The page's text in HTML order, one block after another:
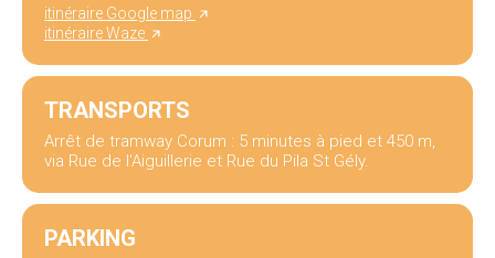
itinéraire Google map
itinéraire Waze
TRANSPORTS
Arrêt de tramway Corum : 5 minutes à pied et 450 m,
via Rue de l'Aiguillerie et Rue du Pila St Gély.
PARKING